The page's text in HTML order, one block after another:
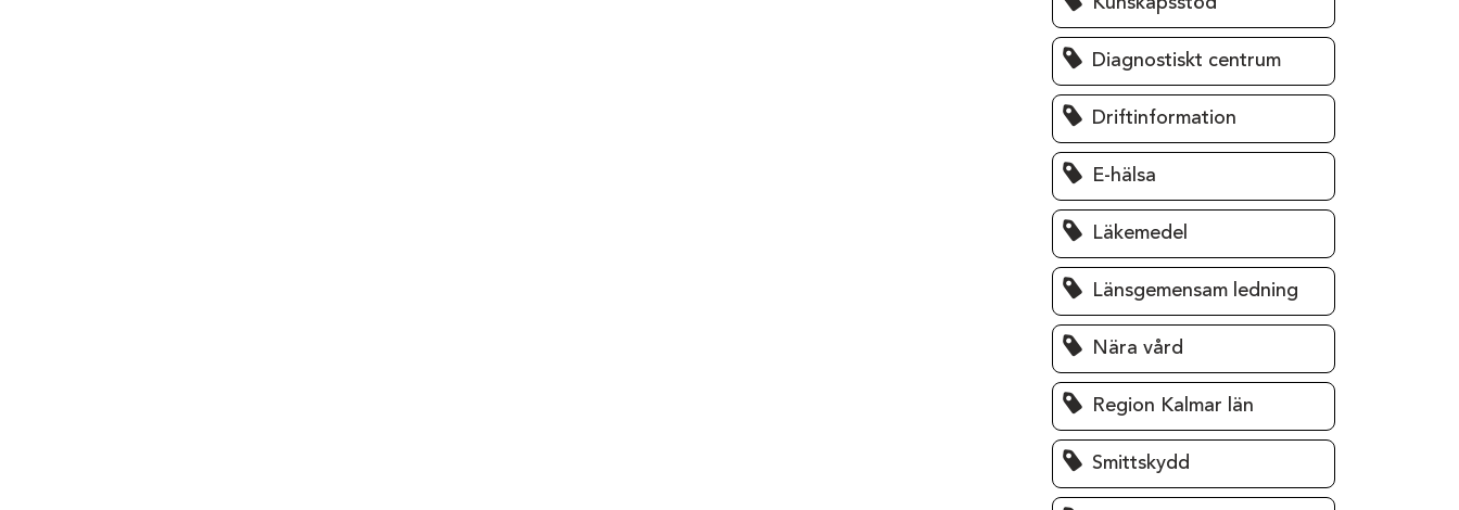
Diagnostiskt centrum
Driftinformation
E-hälsa
Läkemedel
Länsgemensam ledning
Nära vård
Region Kalmar län
Smittskydd